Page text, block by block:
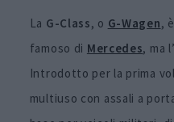
La G-Class, o G-Wagen,
famoso di Mercedes, ma l’
Introdotto per la prima
multiuso con assali a